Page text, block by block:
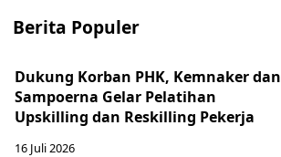
Berita Populer
Dukung Korban PHK, Kemnaker dan
Sampoerna Gelar Pelatihan
Upskilling dan Reskilling Pekerja
16 Juli 2026